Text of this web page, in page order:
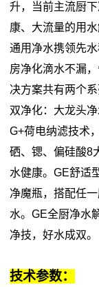
升，当前主流厨
康、大流量的用水
通用净水携领先
房净化滴水不漏
决方案共有两个
双净化：大龙头
G+荷电纳滤技术
硒、锶、偏硅酸8
水健康。 GE舒适
净魔瓶，搭配任
水。 GE全厨净水
净技，好水成双。
技术参数：